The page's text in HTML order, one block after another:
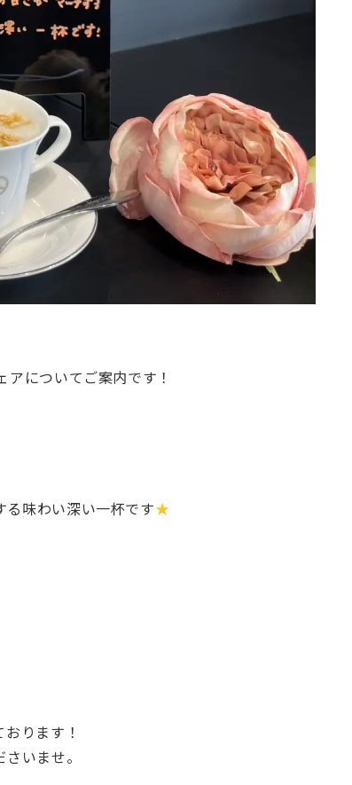
についてご案内です！
味わい深い一杯です★
ります！
いませ。